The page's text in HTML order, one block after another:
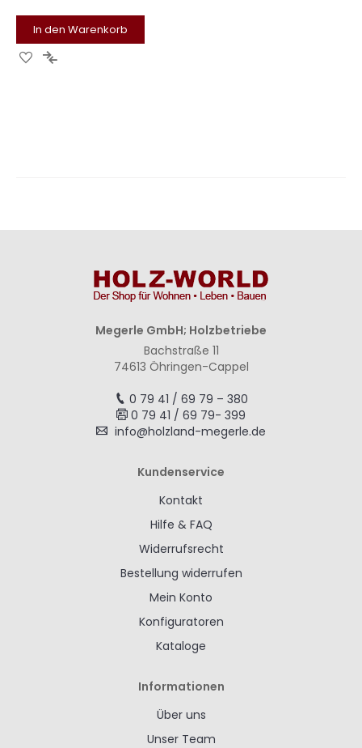
In den Warenkorb
Zur Zur
Megerle GmbH; Holzbetriebe
Bachstraße 11
74613 Öhringen-Cappel
0 79 41 / 69 79 – 380
0 79 41 / 69 79- 399
info@holzland-megerle.de
Kundenservice
Kontakt
Hilfe & FAQ
Widerrufsrecht
Bestellung widerrufen
Mein Konto
Konfiguratoren
Kataloge
Informationen
Über uns
Unser Team